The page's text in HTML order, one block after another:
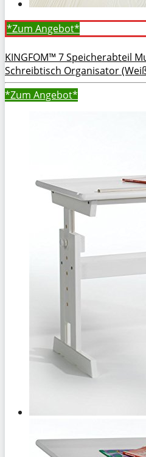
*Zum Angebot*
KINGFOM™ 7 Speicherabteil
Schreibtisch Organisator
*Zum Angebot*